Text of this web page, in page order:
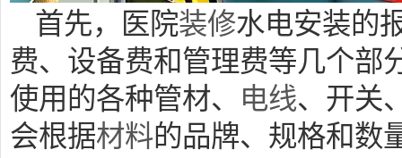
首先，医院装修水电安装的
费、设备费和管理费等几个部
使用的各种管材、 电线、开关
会根据材料的品牌、规格和数